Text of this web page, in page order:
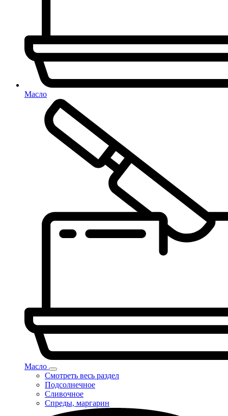
Масло
Масло
Смотреть весь раздел
Подсолнечное
Сливочное
Спреды, маргарин